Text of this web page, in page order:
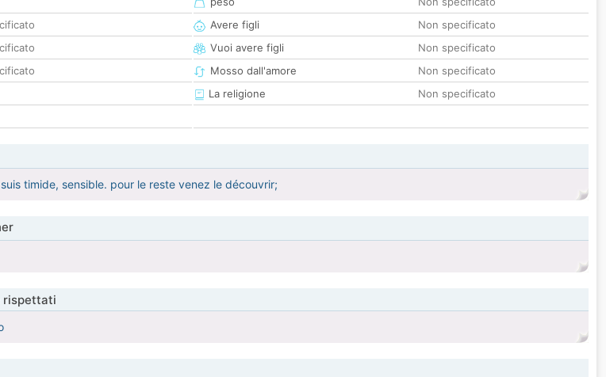
Avere figli
Non specificato
Vuoi avere figli
Non specificato
Mosso dall'amore
Non specificato
La religione
Non specificato
timide, sensible. pour le reste venez le découvrir;
rispettati